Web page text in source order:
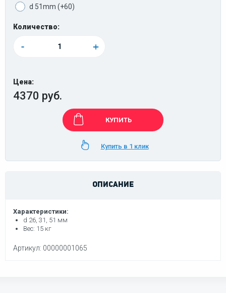
d 51mm (+60)
Количество:
- +
Цена:
4370 руб.
КУПИТЬ
Купить в 1 клик
ОПИСАНИЕ
Характеристики:
d 26, 31, 51 мм
Вес: 15 кг
Артикул: 00000001065